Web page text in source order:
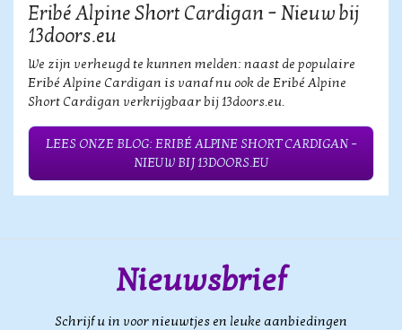
Eribé Alpine Short Cardigan – Nieuw bij
13doors.eu
We zijn verheugd te kunnen melden: naast de populaire
Eribé Alpine Cardigan is vanaf nu ook de Eribé Alpine
Short Cardigan verkrijgbaar bij 13doors.eu.
LEES ONZE BLOG: ERIBÉ ALPINE SHORT CARDIGAN –
NIEUW BIJ 13DOORS.EU
Nieuwsbrief
Schrijf u in voor nieuwtjes en leuke aanbiedingen